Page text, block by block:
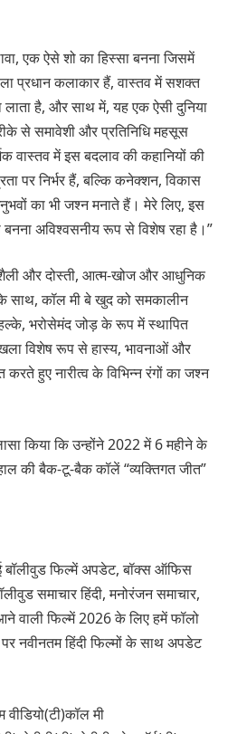
एक ऐसे शो का हिस्सा बनना जिसमें
प्रधान कलाकार हैं, वास्तव में सशक्त
है, और साथ में, यह एक ऐसी दुनिया
से समावेशी और प्रतिनिधि महसूस
वास्तव में इस बदलाव की कहानियों की
पर निर्भर हैं, बल्कि कनेक्शन, विकास
का भी जश्न मनाते हैं। मेरे लिए, इस
अविश्वसनीय रूप से विशेष रहा है।”
और दोस्ती, आत्म-खोज और आधुनिक
साथ, कॉल मी बे खुद को समकालीन
भरोसेमंद जोड़ के रूप में स्थापित
विशेष रूप से हास्य, भावनाओं और
करते हुए नारीत्व के विभिन्न रंगों का जश्न
किया कि उन्होंने 2022 में 6 महीने के
की बैक-टू-बैक कॉलें “व्यक्तिगत जीत”
बॉलीवुड फिल्में अपडेट, बॉक्स ऑफिस
समाचार हिंदी, मनोरंजन समाचार,
वाली फिल्में 2026 के लिए हमें फॉलो
नवीनतम हिंदी फिल्मों के साथ अपडेट
मी